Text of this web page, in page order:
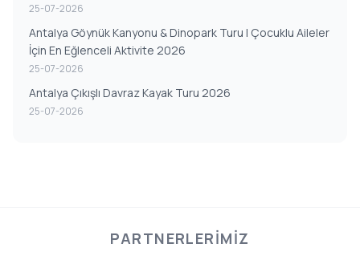
25-07-2026
Antalya Göynük Kanyonu & Dinopark Turu | Çocuklu Aileler
İçin En Eğlenceli Aktivite 2026
25-07-2026
Antalya Çıkışlı Davraz Kayak Turu 2026
25-07-2026
PARTNERLERIMIZ